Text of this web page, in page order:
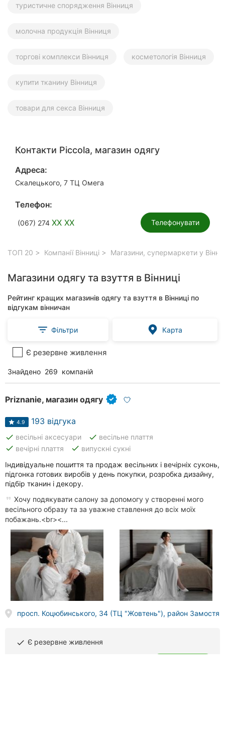
туристичне спорядження Вінниця
молочна продукція Вінниця
торгові комплекси Вінниця косметологія Вінниця
купити тканину Вінниця
товари для секса Вінниця
Контакти Piccola, магазин одягу
Адреса:
Скалецького, 7 ТЦ Омега
Телефон:
(067) 274 XX XX Телефонувати
ТОП 20 Компанії Вінниці Магазини, супермаркети у
Магазини одягу та взуття в Вінниці
Рейтинг кращих магазинів одягу та взуття в Вінниці по
відгукам вінничан
Фільтри Карта
Є резервне живлення
Знайдено 269 компаній
Priznanie, магазин одягу
4.9 193 відгука
done весільні аксесуари done весільне плаття
done вечірні плаття done випускні сукні
Індивідуальне пошиття та продаж весільних і вечірніх суконь,
підгонка готових виробів у день покупки, розробка дизайну,
підбір тканин і декору.
Хочу подякувати салону за допомогу у створенні мого
весільного образу та за уважне ставлення до всіх моїх
побажань.<br><...
просп. Коцюбинського, 34 (ТЦ "Жовтень"), район Замостя
done Є резервне живлення